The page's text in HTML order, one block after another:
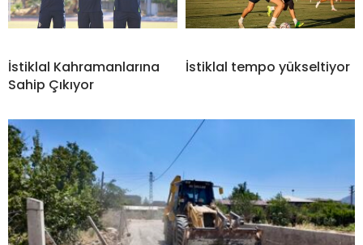
İstiklal Kahramanlarına
Sahip Çıkıyor
İstiklal tempo yükseltiyor